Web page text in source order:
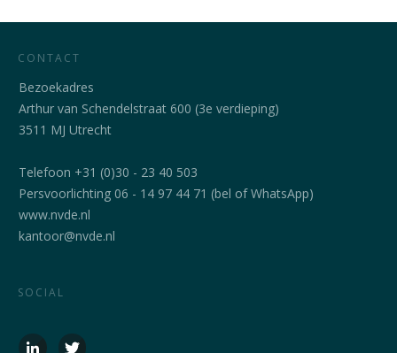
CONTACT
Bezoekadres
Arthur van Schendelstraat 600 (3e verdieping)
3511 MJ Utrecht
Telefoon +31 (0)30 - 23 40 503
Persvoorlichting 06 - 14 97 44 71 (bel of WhatsApp)
www.nvde.nl
kantoor@nvde.nl
SOCIAL